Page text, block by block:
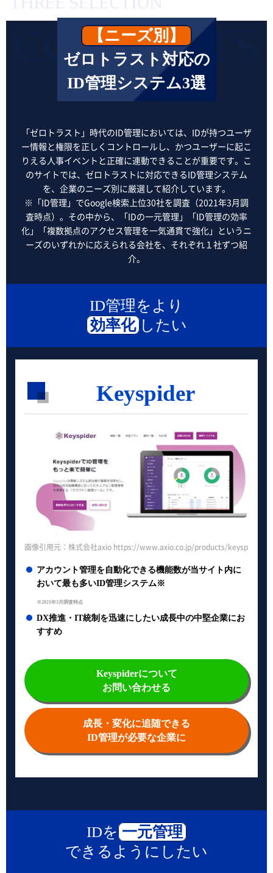
【ニーズ別】
ゼロトラスト対応の
ID管理システム3選
「ゼロトラスト」時代のID管理においては、IDが持つユーザ
ー情報と権限を正しくコントロールし、かつユーザーに起こ
りえる人事イベントと正確に連動できることが重要です。こ
のサイトでは、ゼロトラストに対応できるID管理システム
を、企業のニーズ別に厳選して紹介しています。
※「ID管理」でGoogle検索上位30社を調査（2021年3月調
査時点）。その中から、「IDの一元管理」「ID管理の効率
化」「複数拠点のアクセス管理を一気通貫で強化」というニ
ーズのいずれかに応えられる会社を、それぞれ１社ずつ紹
介。
ID管理をより
効率化 したい
Keyspider
画像引用元：株式会社axio https://www.axio.co.jp/products/keyspider/
アカウント管理を自動化できる機能数が当サイト内に
おいて最も多いID管理システム※
※2021年3月調査時点
DX推進・IT統制を迅速にしたい成長中の中堅企業にお
すすめ
Keyspiderについて
お問い合わせる
成長・変化に追随できる
ID管理が必要な企業に
IDを 一元管理
できるようにしたい